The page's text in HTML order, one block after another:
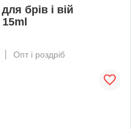
брів і вій
Опт і роздріб